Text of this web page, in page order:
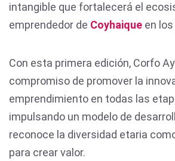
intangible que fortalecerá el
emprendedor de Coyhaique en
Con esta primera edición, Corfo
compromiso de promover la
emprendimiento en todas las
impulsando un modelo de
reconoce la diversidad etaria
para crear valor.